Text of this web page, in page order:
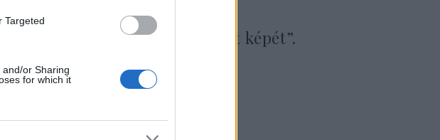
Targeted
or Sharing
for which it
a többpólusú világ
országról alkotott képét”.
milyen